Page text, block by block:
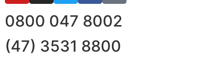
0800 047 8002
(47) 3531 8800